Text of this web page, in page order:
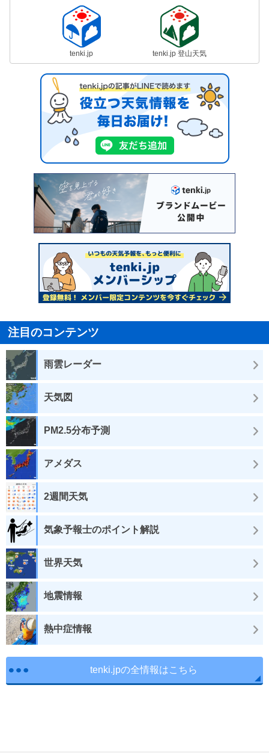
tenki.jp tenki.jp 登山天気
注目のコンテンツ
雨雲レーダー
天気図
PM2.5分布予測
アメダス
2週間天気
気象予報士のポイント解説
世界天気
地震情報
熱中症情報
tenki.jpの全情報はこちら